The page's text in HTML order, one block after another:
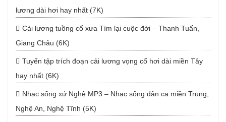
lương dài hơi hay nhất (7K)
Cải lương tuồng cổ xưa Tìm lại cuộc đời – Thanh Tuấn,
Giang Châu (6K)
Tuyển tập trích đoạn cải lương vọng cổ hơi dài miền Tây
hay nhất (6K)
Nhạc sống xứ Nghệ MP3 – Nhạc sống dân ca miền Trung,
Nghệ An, Nghệ Tĩnh (5K)